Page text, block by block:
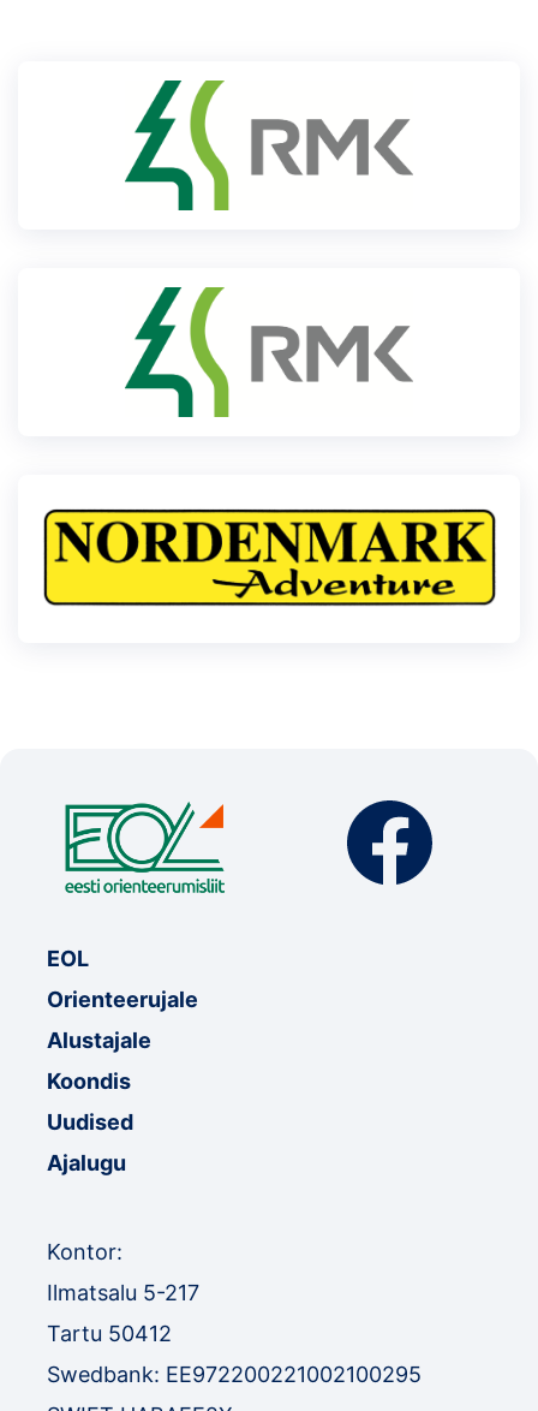
EOL
Orienteerujale
Alustajale
Koondis
Uudised
Ajalugu
Kontor:
Ilmatsalu 5-217
Tartu 50412
Swedbank: EE972200221002100295